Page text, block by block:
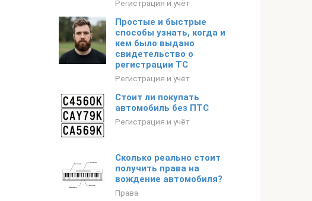
Регистрация и учёт
Простые и быстрые
способы узнать, когда и
кем было выдано
свидетельство о
регистрации ТС
Регистрация и учёт
Стоит ли покупать
автомобиль без ПТС
Регистрация и учёт
Сколько реально стоит
получить права на
вождение автомобиля?
Права